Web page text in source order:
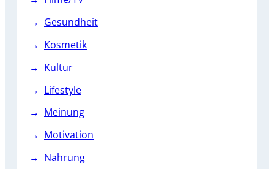
Gesundheit
Kosmetik
Kultur
Lifestyle
Meinung
Motivation
Nahrung